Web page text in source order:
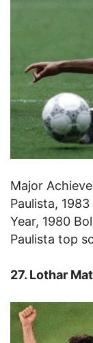
Major
Paulista,
Year, 1980
Paulista top
27. Lothar